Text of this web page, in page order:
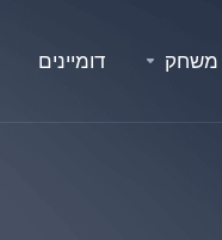
משחק דומיינים